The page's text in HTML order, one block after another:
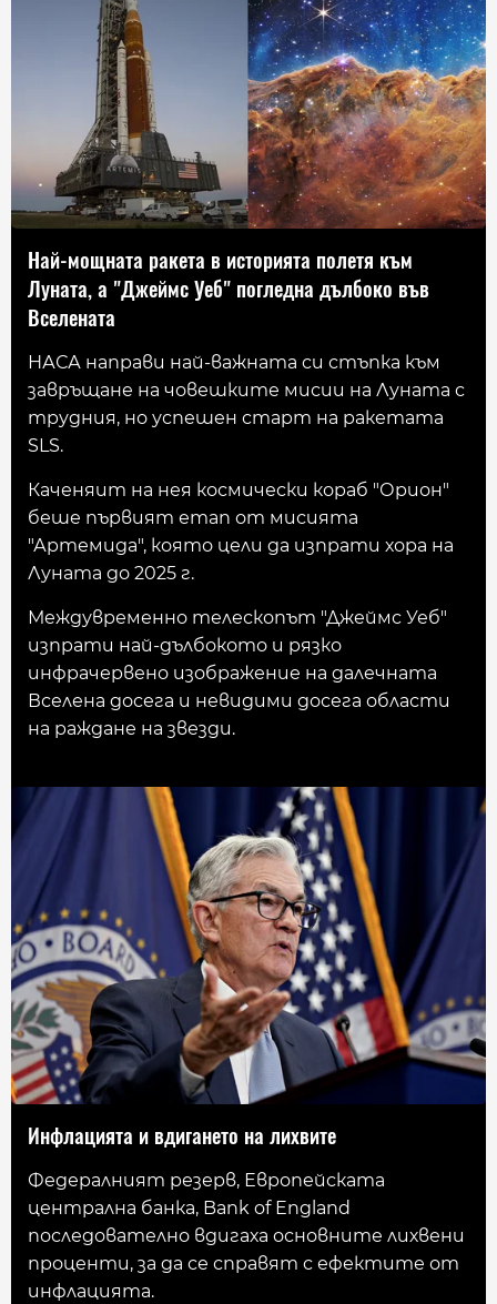
Най-мощната ракета в историята полетя към
Луната, a "Джеймс Уеб" погледна дълбоко във
Вселената
НАСА направи най-важната си стъпка към
завръщане на човешките мисии на Луната с
трудния, но успешен старт на ракетата
SLS.
Каченяит на нея космически кораб "Орион"
беше първият етап от мисията
"Артемида", която цели да изпрати хора на
Луната до 2025 г.
Междувременно телескопът "Джеймс Уеб"
изпрати най-дълбокото и рязко
инфрачервено изображение на далечната
Вселена досега и невидими досега области
на раждане на звезди.
Инфлацията и вдигането на лихвите
Федералният резерв, Европейската
централна банка, Bank of England
последователно вдигаха основните лихвени
проценти, за да се справят с ефектите от
инфлацията.